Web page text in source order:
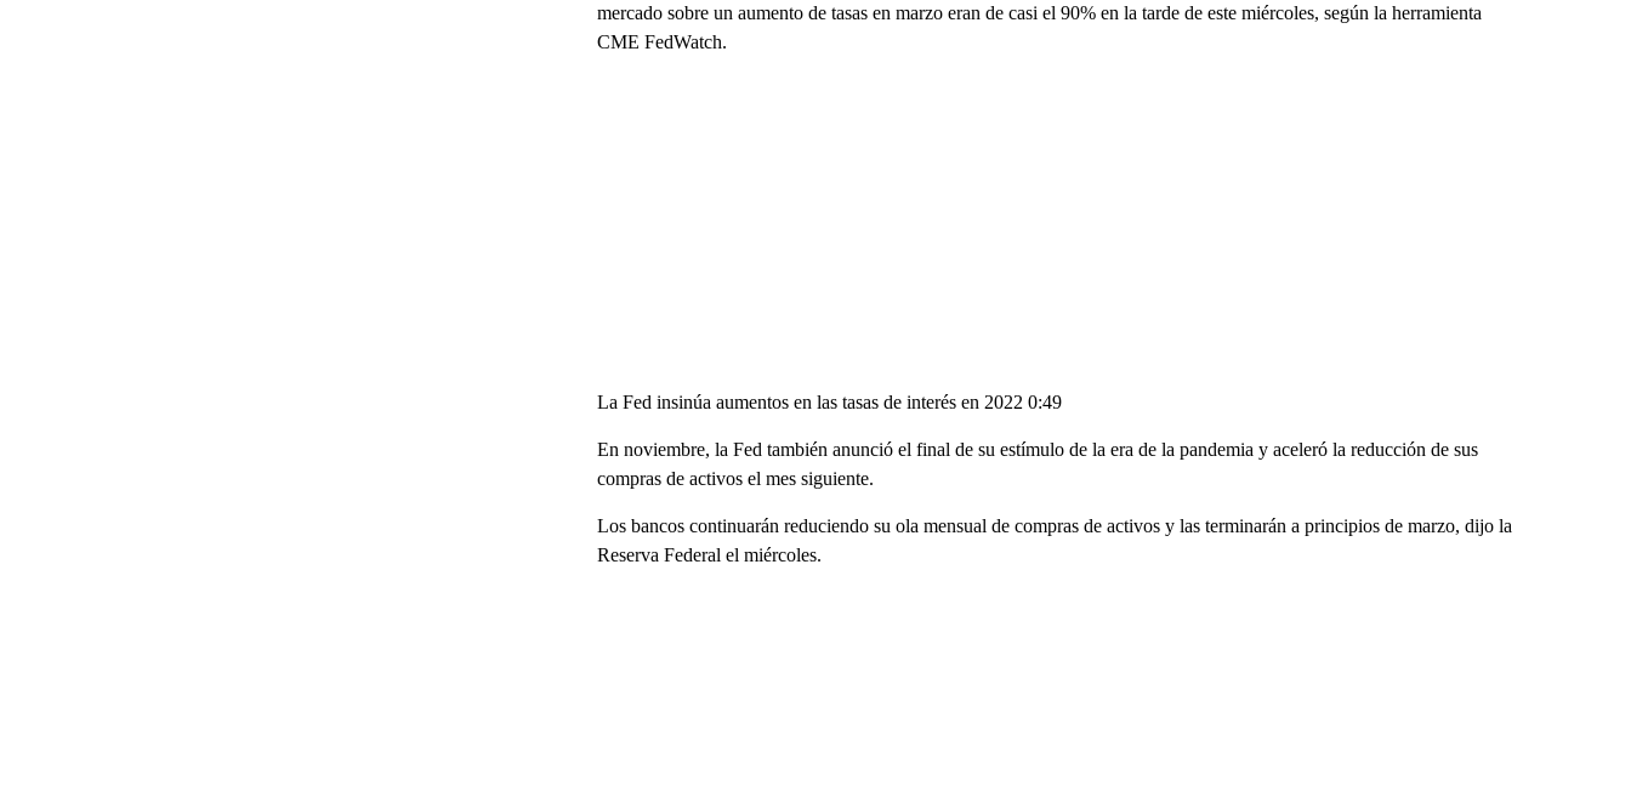
mercado sobre un aumento de tasas en marzo eran de casi el 90% en la tarde de este miércoles, según la herramienta
CME FedWatch.
La Fed insinúa aumentos en las tasas de interés en 2022 0:49
En noviembre, la Fed también anunció el final de su estímulo de la era de la pandemia y aceleró la reducción de sus
compras de activos el mes siguiente.
Los bancos continuarán reduciendo su ola mensual de compras de activos y las terminarán a principios de marzo, dijo la
Reserva Federal el miércoles.